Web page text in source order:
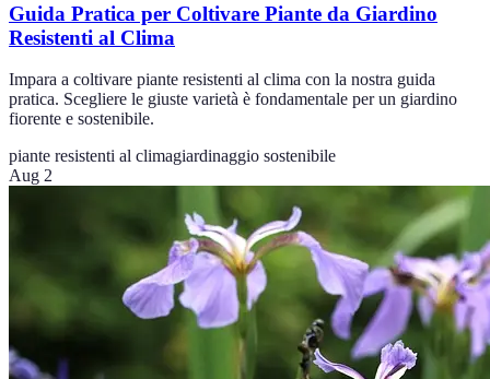
Guida Pratica per Coltivare Piante da Giardino
Resistenti al Clima
Impara a coltivare piante resistenti al clima con la nostra guida
pratica. Scegliere le giuste varietà è fondamentale per un giardino
fiorente e sostenibile.
piante resistenti al climagiardinaggio sostenibile
Aug 2